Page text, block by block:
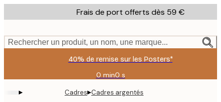
to
content.
Frais de port offerts dès 59 €
Rechercher un produit, un nom, une marque...
40% de remise sur les Posters*
0 min0 s
Valable
:
▸ Cadres▸Cadres argentés